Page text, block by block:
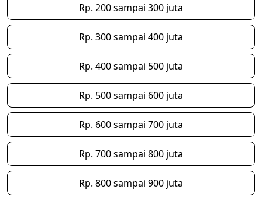
Rp. 200 sampai 300 juta
Rp. 300 sampai 400 juta
Rp. 400 sampai 500 juta
Rp. 500 sampai 600 juta
Rp. 600 sampai 700 juta
Rp. 700 sampai 800 juta
Rp. 800 sampai 900 juta